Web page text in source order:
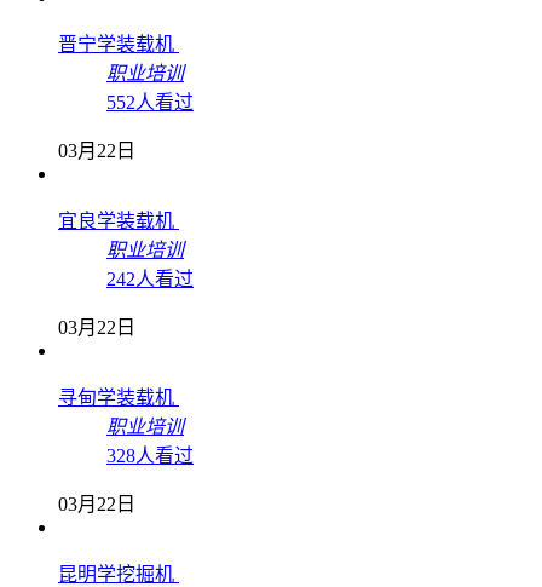
晋宁学装载机
职业培训
552人看过
03月22日
宜良学装载机
职业培训
242人看过
03月22日
寻甸学装载机
职业培训
328人看过
03月22日
昆明学挖掘机